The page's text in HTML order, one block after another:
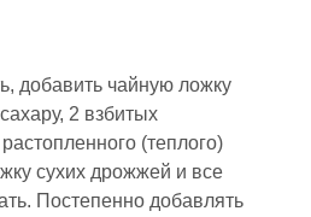
добавить чайную ложку
2 взбитых
(теплого)
сухих дрожжей и все
Постепенно добавлять